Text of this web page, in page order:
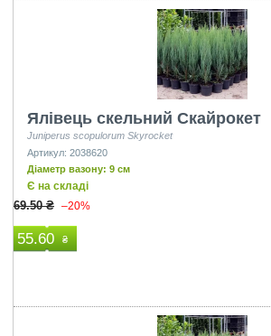
Ялівець скельний Скайрокет
Juniperus scopulorum Skyrocket
Артикул: 2038620
Діаметр вазону: 9 см
Є на складі
69.50 ₴ –20%
55.60 ₴